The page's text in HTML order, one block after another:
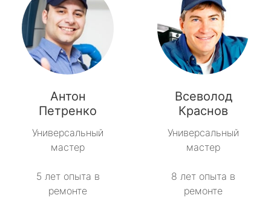
Антон
Петренко
Универсальный
мастер
5 лет опыта в
ремонте
Всеволод
Краснов
Универсальный
мастер
8 лет опыта в
ремонте